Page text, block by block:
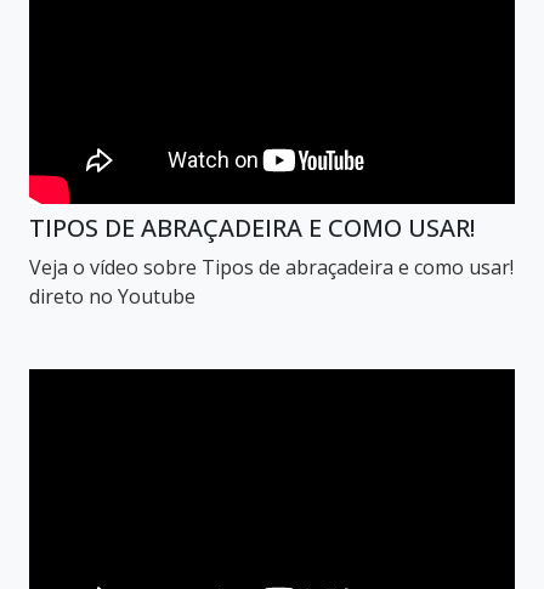
TIPOS DE ABRAÇADEIRA E COMO USAR!
Veja o vídeo sobre Tipos de abraçadeira e como usar!
direto no Youtube